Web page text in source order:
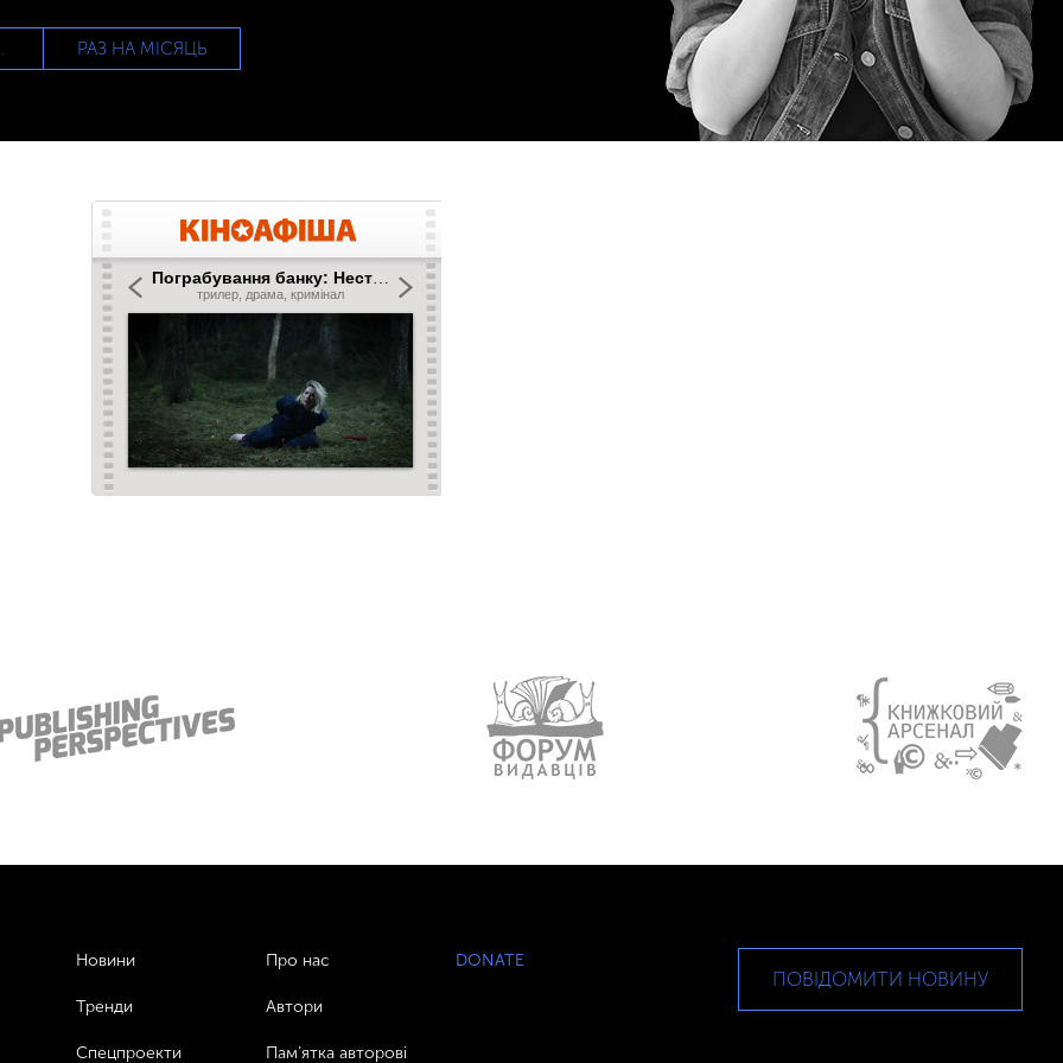
РАЗ НА МІСЯЦЬ
Новини
Тренди
Спецпроекти
Про нас
Автори
Пам’ятка авторові
DONATE
ПОВІДОМИТИ НОВИНУ